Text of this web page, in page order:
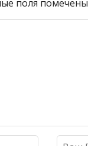
поля помечены